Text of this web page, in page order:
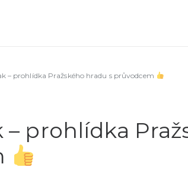
– prohlídka Pražského hradu s průvodcem
– prohlídka